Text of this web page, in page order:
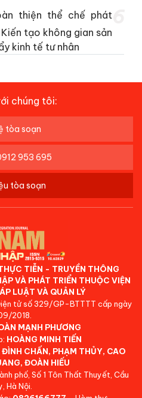
thiện thể chế phát
tạo không gian sản
kinh tế tư nhân
chúng tôi:
tòa soạn
953 695
tòa soạn
TIỄN - TRUYỀN THÔNG
VÀ PHÁT TRIỂN THUỘC VIỆN
LUẬT VÀ QUẢN LÝ
tử số 329/GP-BTTTT cấp ngày
2018.
MẠNH PHƯƠNG
HOÀNG MINH TIẾN
CHẤN, PHẠM THỦY, CAO
ĐOÀN HIẾU
phố, Số 1 Tôn Thất Thuyết, Cầu
Hà Nội.